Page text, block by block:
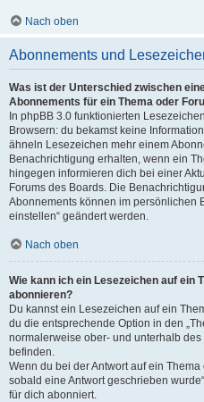
Nach oben
Abonnements und
Was ist der Unterschied zwischen
Abonnements für ein Thema oder
In phpBB 3.0 funktionierten
Browsern: du bekamst keine
ähneln Lesezeichen mehr einem
Benachrichtigung erhalten, wenn ein
hingegen informieren dich bei einer
Forums des Boards. Die
Abonnements können im persönlichen
einstellen“ geändert werden.
Nach oben
Wie kann ich ein Lesezeichen auf ein
abonnieren?
Du kannst ein Lesezeichen auf ein
du die entsprechende Option in den
normalerweise ober- und unterhalb
befinden.
Wenn du bei der Antwort auf ein
sobald eine Antwort geschrieben
für dich abonniert.